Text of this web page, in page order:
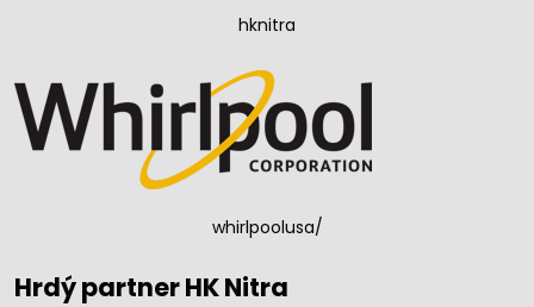
hknitra
whirlpoolusa/
Hrdý partner HK Nitra